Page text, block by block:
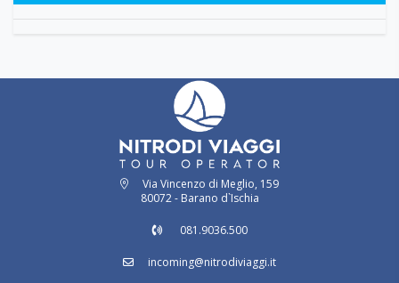
Via Vincenzo di Meglio, 159
80072 - Barano d`Ischia
081.9036.500
incoming@nitrodiviaggi.it